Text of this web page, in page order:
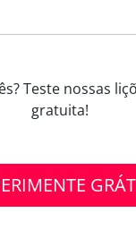
Teste nossas
gratuita!